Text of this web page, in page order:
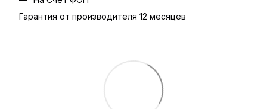
Гарантия от производителя 12 месяцев